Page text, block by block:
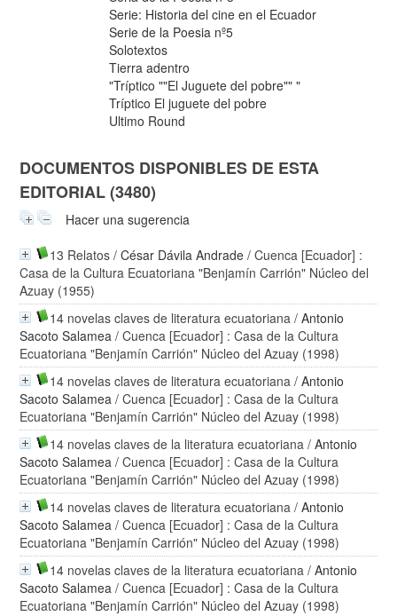
Serie: Historia del cine en el Ecuador
Serie de la Poesia nº5
Solotextos
Tierra adentro
"Tríptico ""El Juguete del pobre"" "
Tríptico El juguete del pobre
Ultimo Round
DOCUMENTOS DISPONIBLES DE ESTA
EDITORIAL (3480)
Hacer una sugerencia
13 Relatos /César Dávila Andrade / Cuenca [Ecuador] :
Casa de la Cultura Ecuatoriana "Benjamín Carrión" Núcleo del
Azuay (1955)
14 novelas claves de literatura ecuatoriana /Antonio
Sacoto Salamea / Cuenca [Ecuador] : Casa de la Cultura
Ecuatoriana "Benjamín Carrión" Núcleo del Azuay (1998)
14 novelas claves de literatura ecuatoriana /Antonio
Sacoto Salamea / Cuenca [Ecuador] : Casa de la Cultura
Ecuatoriana "Benjamín Carrión" Núcleo del Azuay (1998)
14 novelas claves de la literatura ecuatoriana /Antonio
Sacoto Salamea / Cuenca [Ecuador] : Casa de la Cultura
Ecuatoriana "Benjamín Carrión" Núcleo del Azuay (1998)
14 novelas claves de literatura ecuatoriana /Antonio
Sacoto Salamea / Cuenca [Ecuador] : Casa de la Cultura
Ecuatoriana "Benjamín Carrión" Núcleo del Azuay (1998)
14 novelas claves de la literatura ecuatoriana /Antonio
Sacoto Salamea / Cuenca [Ecuador] : Casa de la Cultura
Ecuatoriana "Benjamín Carrión" Núcleo del Azuay (1998)